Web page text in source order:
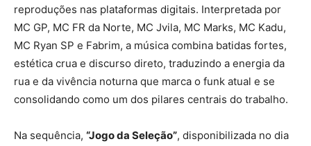
reproduções nas plataformas digitais. Interpretada por
MC GP, MC FR da Norte, MC Jvila, MC Marks, MC Kadu,
MC Ryan SP e Fabrim, a música combina batidas fortes,
estética crua e discurso direto, traduzindo a energia da
rua e da vivência noturna que marca o funk atual e se
consolidando como um dos pilares centrais do trabalho.
Na sequência, “Jogo da Seleção”, disponibilizada no dia